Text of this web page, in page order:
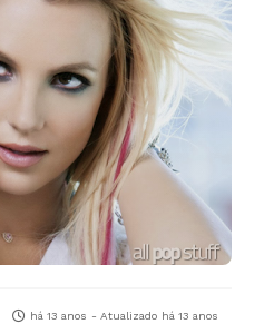
há 13 anos - Atualizado há 13 anos